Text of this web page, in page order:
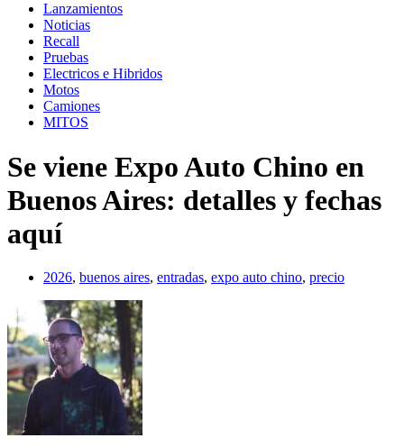
Lanzamientos
Noticias
Recall
Pruebas
Electricos e Hibridos
Motos
Camiones
MITOS
Se viene Expo Auto Chino en
Buenos Aires: detalles y fechas
aquí
2026, buenos aires, entradas, expo auto chino, precio